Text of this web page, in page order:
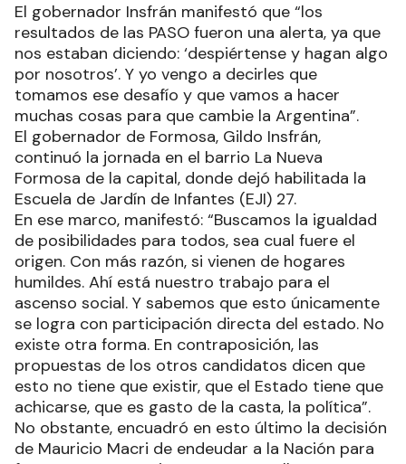
El gobernador Insfrán manifestó que “los
resultados de las PASO fueron una alerta, ya que
nos estaban diciendo: ‘despiértense y hagan algo
por nosotros’. Y yo vengo a decirles que
tomamos ese desafío y que vamos a hacer
muchas cosas para que cambie la Argentina”.
El gobernador de Formosa, Gildo Insfrán,
continuó la jornada en el barrio La Nueva
Formosa de la capital, donde dejó habilitada la
Escuela de Jardín de Infantes (EJI) 27.
En ese marco, manifestó: “Buscamos la igualdad
de posibilidades para todos, sea cual fuere el
origen. Con más razón, si vienen de hogares
humildes. Ahí está nuestro trabajo para el
ascenso social. Y sabemos que esto únicamente
se logra con participación directa del estado. No
existe otra forma. En contraposición, las
propuestas de los otros candidatos dicen que
esto no tiene que existir, que el Estado tiene que
achicarse, que es gasto de la casta, la política”.
No obstante, encuadró en esto último la decisión
de Mauricio Macri de endeudar a la Nación para